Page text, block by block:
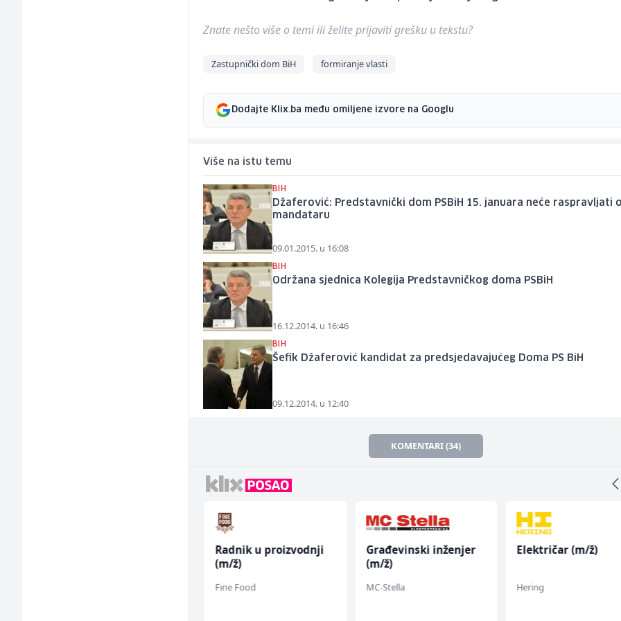
Znate nešto više o temi ili želite prijaviti grešku u tekstu?
Zastupnički dom BiH formiranje vlasti
Dodajte Klix.ba među omiljene izvore na Googlu
Više na istu temu
BIH
Džaferović: Predstavnički dom PSBiH 15. januara neće raspravljati
mandataru
09.01.2015. u 16:08
BIH
Održana sjednica Kolegija Predstavničkog doma PSBiH
16.12.2014. u 16:46
BIH
Šefik Džaferović kandidat za predsjedavajućeg Doma PS BiH
09.12.2014. u 12:40
KOMENTARI (34)
Radnik u proizvodnji
(m/ž)
Fine Food
Građevinski inženjer
(m/ž)
MC-Stella
Električar (m/ž)
Hering